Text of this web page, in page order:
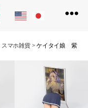
スマホ雑貨>ケイタイ娘 紫(白